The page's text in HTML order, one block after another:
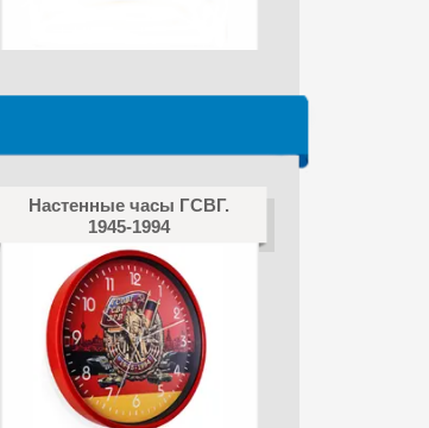
Настенные часы ГСВГ.
1945-1994